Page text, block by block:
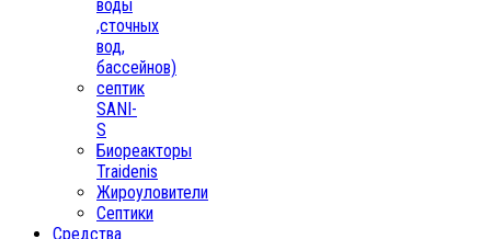
воды
,сточных
вод,
бассейнов)
септик
SANI-
S
Биореакторы
Traidenis
Жироуловители
Септики
Средства